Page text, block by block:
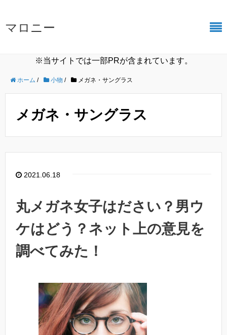
マロニー
※当サイトでは一部PRが含まれています。
ホーム / 小物 / メガネ・サングラス
メガネ・サングラス
2021.06.18
丸メガネ女子はださい？男ウ
ケはどう？ネット上の意見を
調べてみた！